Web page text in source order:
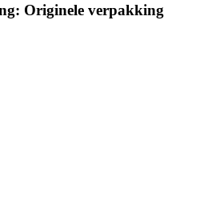
Originele verpakking